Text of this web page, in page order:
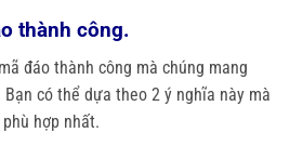
thành công.
đáo thành công mà chúng mang
có thể dựa theo 2 ý nghĩa này mà
hợp nhất.